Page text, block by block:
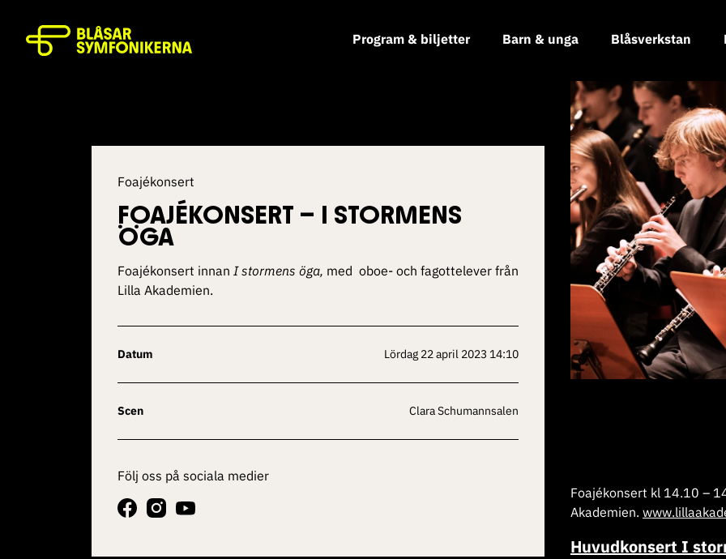
Program & biljetter Barn & unga Blåsverkstan
Foajékonsert
FOAJÉKONSERT – I STORMENS
ÖGA
Foajékonsert innan I stormens öga, med oboe- och fagottelever från
Lilla Akademien.
Datum lördag 22 april 2023 14:10
Scen Clara Schumannsalen
Följ oss på sociala medier
Foajékonsert kl 14.10 –
Akademien.
Huvudkonsert I